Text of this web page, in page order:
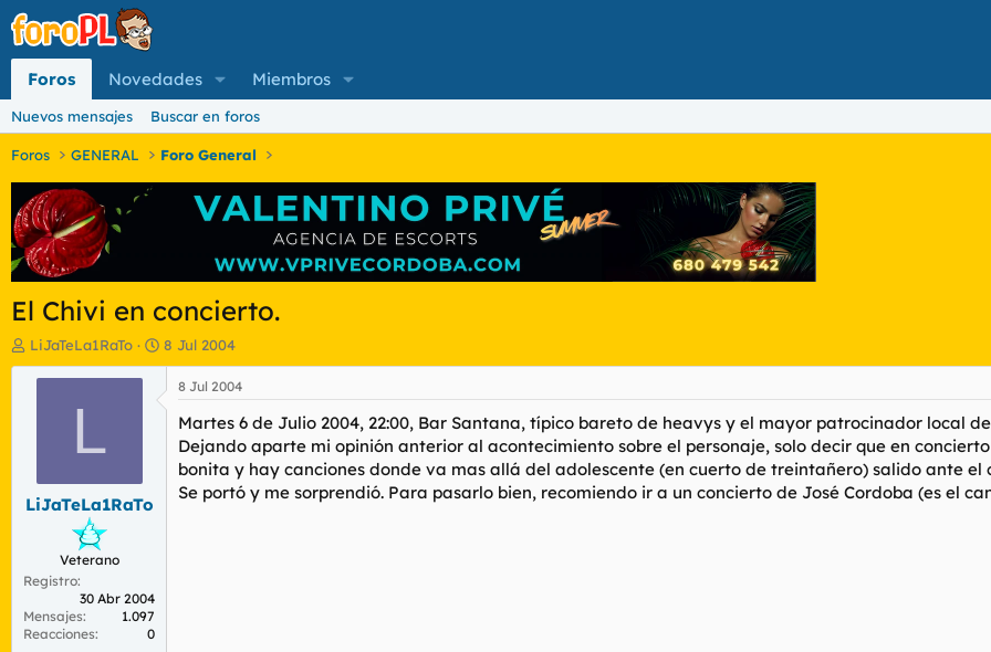
Foros Novedades Miembros
Nuevos mensajes Buscar en foros
Foros GENERAL Foro General
El Chivi en concierto.
I
n
o
r
t
m
a
LiJaTeLa1RaTo
F
e
h
8 Jul 2004
L
LiJaTeLa1RaTo
Veterano
Registro
30 Abr 2004
Mensajes
1.097
Reacciones
0
8 Jul 2004
Martes 6 de Julio 2004, 22:00, Bar Santana, típico bareto de heavys y el mayor patrocinador local
Dejando aparte mi opinión anterior al acontecimiento sobre el personaje, solo decir que en
bonita y hay canciones donde va mas allá del adolescente (en cuerto de treintañero) salido ante el
Se portó y me sorprendió. Para pasarlo bien, recomiendo ir a un concierto de José Cordoba (es el